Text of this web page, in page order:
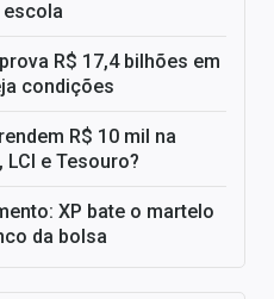
R$ 17,4 bilhões em
condições
R$ 10 mil na
LCI e Tesouro?
XP bate o martelo
da bolsa